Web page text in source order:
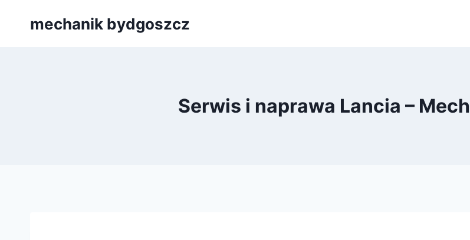
mechanik bydgoszcz
Serwis i naprawa Lancia –